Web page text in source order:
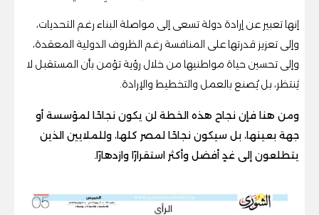
إنها تعبير عن إرادة دولة تسعى إلى مواصلة البناء رغم التحديات،
وإلى تعزيز قدرتها على المنافسة رغم الظروف الدولية المعقدة،
وإلى تحسين حياة مواطنيها من خلال رؤية تؤمن بأن المستقبل لا
يُنتظر، بل يُصنع بالعمل والتخطيط والإرادة.
ومن هنا فإن نجاح هذه الخطة لن يكون نجاحًا لمؤسسة أو
جهة بعينها، بل سيكون نجاحًا لمصر كلها، وللملايين الذين
يتطلعون إلى غدٍ أفضل وأكثر استقرارًا وازدهارًا.